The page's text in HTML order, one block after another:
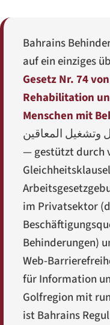
Bahrains
auf ein einziges
Gesetz Nr. 74
Rehabilitation
Menschen mit
— gestützt durch
im Privatsektor
Behinderungen)
Web-
für Information
Golfregion mit
ist Bahrains